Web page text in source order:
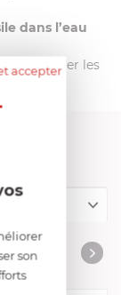
dans l’eau
pour retirer les
accepter
son